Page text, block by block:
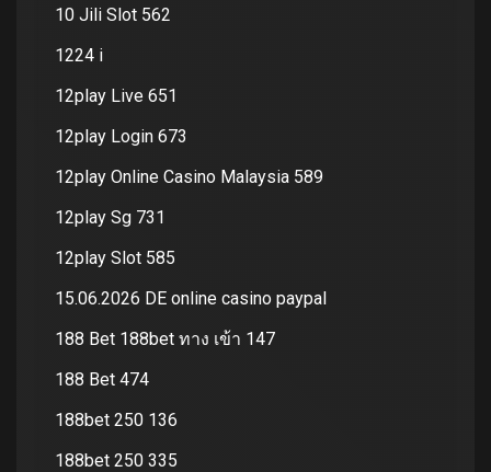
10 Jili Slot 562
1224 i
12play Live 651
12play Login 673
12play Online Casino Malaysia 589
12play Sg 731
12play Slot 585
15.06.2026 DE online casino paypal
188 Bet 188bet ทาง เข้า 147
188 Bet 474
188bet 250 136
188bet 250 335